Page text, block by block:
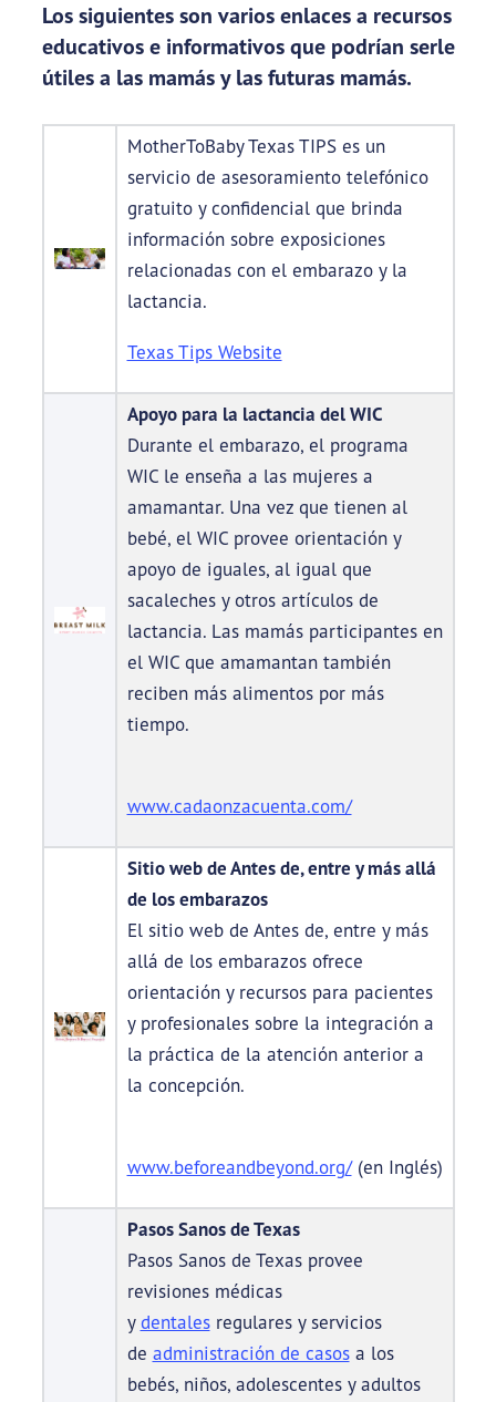
Los siguientes son varios enlaces a recursos
educativos e informativos que podrían serle
útiles a las mamás y las futuras mamás.
MotherToBaby Texas TIPS es un
servicio de asesoramiento telefónico
gratuito y confidencial que brinda
información sobre exposiciones
relacionadas con el embarazo y la
lactancia.
Texas Tips Website
Apoyo para la lactancia del WIC
Durante el embarazo, el programa
WIC le enseña a las mujeres a
amamantar. Una vez que tienen al
bebé, el WIC provee orientación y
apoyo de iguales, al igual que
sacaleches y otros artículos de
lactancia. Las mamás participantes en
el WIC que amamantan también
reciben más alimentos por más
tiempo.
www.cadaonzacuenta.com/
Sitio web de Antes de, entre y más allá
de los embarazos
El sitio web de Antes de, entre y más
allá de los embarazos ofrece
orientación y recursos para pacientes
y profesionales sobre la integración a
la práctica de la atención anterior a
la concepción.
www.beforeandbeyond.org/(en Inglés)
Pasos Sanos de Texas
Pasos Sanos de Texas provee
revisiones médicas
ydentalesregulares y servicios
de administración de casosa los
bebés, niños, adolescentes y adultos